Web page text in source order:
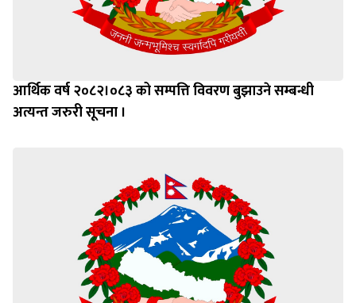
आर्थिक वर्ष २०८२।०८३ को सम्पत्ति विवरण बुझाउने सम्बन्धी
अत्यन्त जरुरी सूचना ।